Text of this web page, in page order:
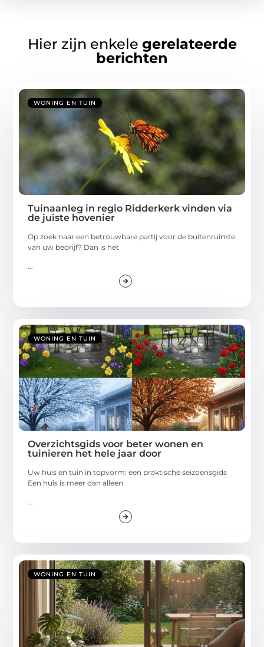
Hier zijn enkele gerelateerde
berichten
WONING EN TUIN
Tuinaanleg in regio Ridderkerk vinden via
de juiste hovenier
Op zoek naar een betrouwbare partij voor de buitenruimte
van uw bedrijf? Dan is het
...
WONING EN TUIN
Overzichtsgids voor beter wonen en
tuinieren het hele jaar door
Uw huis en tuin in topvorm: een praktische seizoensgids
Een huis is meer dan alleen
...
WONING EN TUIN